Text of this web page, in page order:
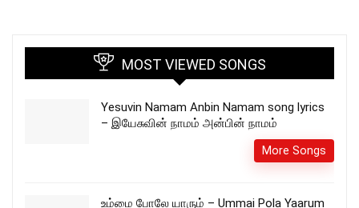
MOST VIEWED SONGS
Yesuvin Namam Anbin Namam song lyrics
– இயேசுவின் நாமம் அன்பின் நாமம்
More Songs
உம்மை போலே யாரும் – Ummai Pola Yaarum